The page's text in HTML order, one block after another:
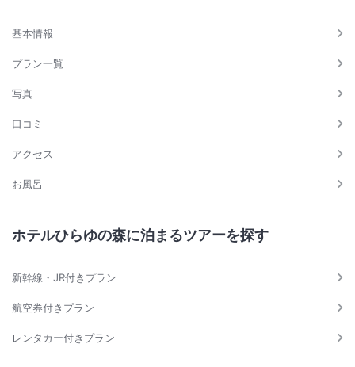
基本情報
プラン一覧
写真
口コミ
アクセス
お風呂
ホテルひらゆの森に泊まるツアーを探す
新幹線・JR付きプラン
航空券付きプラン
レンタカー付きプラン